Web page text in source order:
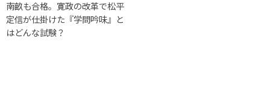
南畝も合格。寛政の改革で松平
定信が仕掛けた『学問吟味』と
はどんな試験？